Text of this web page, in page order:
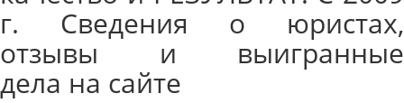
г. Сведения о юристах,
отзывы и выигранные
дела на сайте